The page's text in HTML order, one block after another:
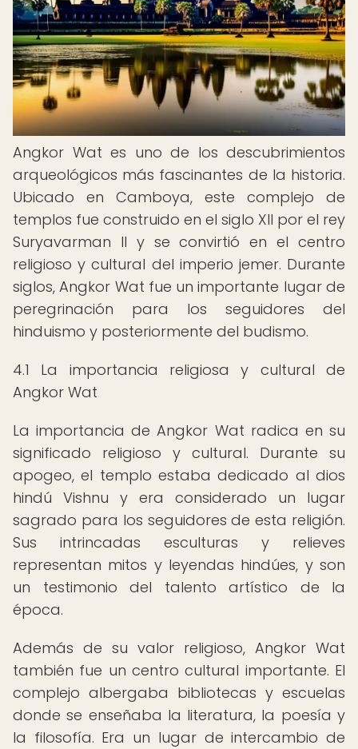
Angkor Wat es uno de los descubrimientos
arqueológicos más fascinantes de la historia.
Ubicado en Camboya, este complejo de
templos fue construido en el siglo XII por el rey
Suryavarman II y se convirtió en el centro
religioso y cultural del imperio jemer. Durante
siglos, Angkor Wat fue un importante lugar de
peregrinación para los seguidores del
hinduismo y posteriormente del budismo.
4.1 La importancia religiosa y cultural de
Angkor Wat
La importancia de Angkor Wat radica en su
significado religioso y cultural. Durante su
apogeo, el templo estaba dedicado al dios
hindú Vishnu y era considerado un lugar
sagrado para los seguidores de esta religión.
Sus intrincadas esculturas y relieves
representan mitos y leyendas hindúes, y son
un testimonio del talento artístico de la
época.
Además de su valor religioso, Angkor Wat
también fue un centro cultural importante. El
complejo albergaba bibliotecas y escuelas
donde se enseñaba la literatura, la poesía y
la filosofía. Era un lugar de intercambio de